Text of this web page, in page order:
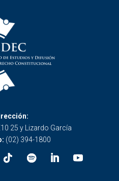
25 y Lizardo García
(02) 394-1800